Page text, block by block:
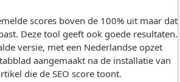
scores boven de 100% uit maar dat
Deze tool geeft ook goede resultaten.
versie, met een Nederlandse opzet
aangemaakt na de installatie van
die de SEO score toont.